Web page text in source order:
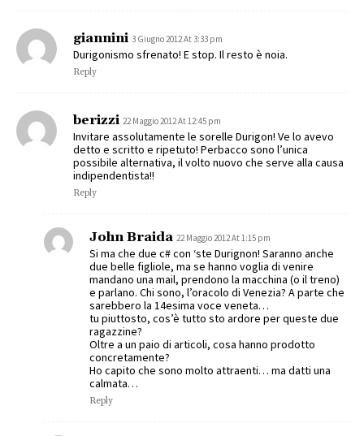
giannini 3 Giugno 2012 At 3:33 pm
Durigonismo sfrenato! E stop. Il resto è noia.
Reply
berizzi 22 Maggio 2012 At 12:45 pm
Invitare assolutamente le sorelle Durigon! Ve lo avevo
detto e scritto e ripetuto! Perbacco sono l’unica
possibile alternativa, il volto nuovo che serve alla causa
indipendentista!!
Reply
John Braida 22 Maggio 2012 At 1:15 pm
Si ma che due c# con ‘ste Durignon! Saranno anche
due belle figliole, ma se hanno voglia di venire
mandano una mail, prendono la macchina (o il treno)
e parlano. Chi sono, l’oracolo di Venezia? A parte che
sarebbero la 14esima voce veneta…
tu piuttosto, cos’è tutto sto ardore per queste due
ragazzine?
Oltre a un paio di articoli, cosa hanno prodotto
concretamente?
Ho capito che sono molto attraenti… ma datti una
calmata…
Reply